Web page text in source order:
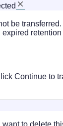
be
Continue to
to delete